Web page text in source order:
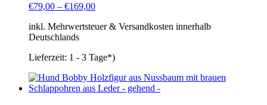
€79,00 – €169,00
inkl. Mehrwertsteuer & Versandkosten innerhalb
Deutschlands
Lieferzeit: 1 - 3 Tage*)